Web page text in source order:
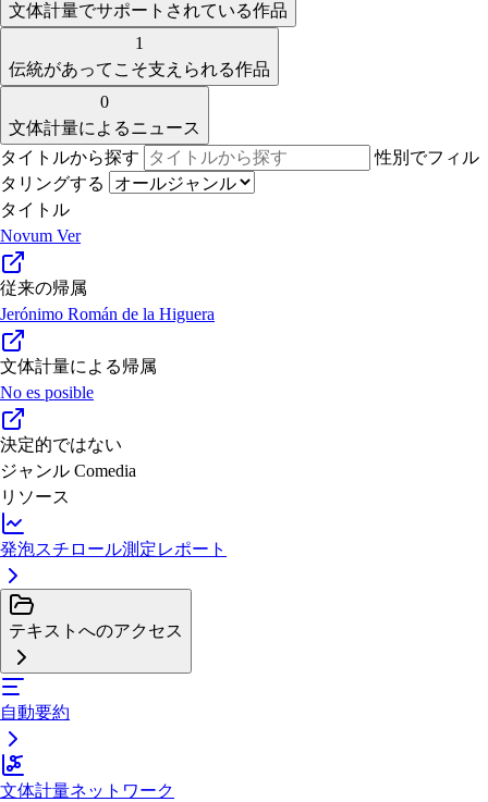
文体計量でサポートされている作品
1
伝統があってこそ支えられる作品
0
文体計量によるニュース
タイトルから探す
性別でフィル
タリングする
タイトル
Novum Ver
従来の帰属
Jerónimo Román de la Higuera
文体計量による帰属
No es posible
決定的ではない
ジャンル Comedia
リソース
発泡スチロール測定レポート
テキストへのアクセス
自動要約
文体計量ネットワーク